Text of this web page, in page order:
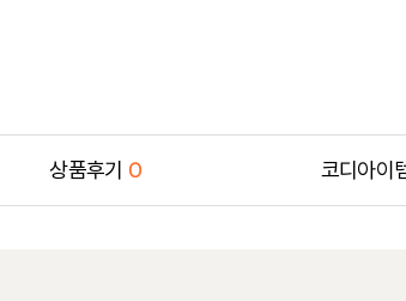
상품후기0 코디아이